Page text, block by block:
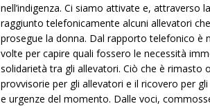
nell’indigenza. Ci siamo attivate e, attraverso
raggiunto telefonicamente alcuni allevatori
prosegue la donna. Dal rapporto telefonico è
volte per capire quali fossero le necessità
solidarietà tra gli allevatori. Ciò che è
provvisorie per gli allevatori e il ricovero per
e urgenze del momento. Dalle voci,